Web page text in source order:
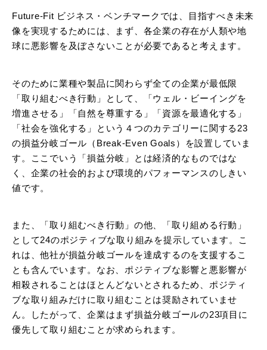
Future-Fit ビジネス・ベンチマークでは、目指すべき未来
像を実現するためには、まず、各企業の存在が人類や地
球に悪影響を及ぼさないことが必要であると考えます。
そのために業種や製品に関わらず全ての企業が最低限
「取り組むべき行動」として、「ウェル・ビーイングを
増進させる」「自然を尊重する」「資源を最適化する」
「社会を強化する」という４つのカテゴリーに関する23
の損益分岐ゴール（Break-Even Goals）を設置していま
す。ここでいう「損益分岐」とは経済的なものではな
く、企業の社会的および環境的パフォーマンスのしきい
値です。
また、「取り組むべき行動」の他、「取り組める行動」
として24のポジティブな取り組みを提示しています。こ
れは、他社が損益分岐ゴールを達成するのを支援するこ
とも含んでいます。なお、ポジティブな影響と悪影響が
相殺されることはほとんどないとされるため、ポジティ
ブな取り組みだけに取り組むことは奨励されていませ
ん。したがって、企業はまず損益分岐ゴールの23項目に
優先して取り組むことが求められます。